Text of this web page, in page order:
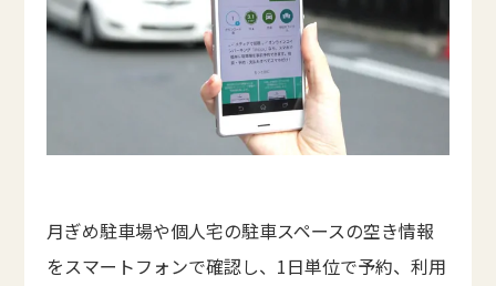
月ぎめ駐車場や個人宅の駐車スペースの空き情報
をスマートフォンで確認し、1日単位で予約、利用